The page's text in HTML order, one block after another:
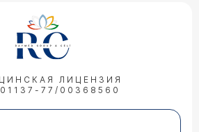
ЛИЦЕНЗИЯ
77/00368560